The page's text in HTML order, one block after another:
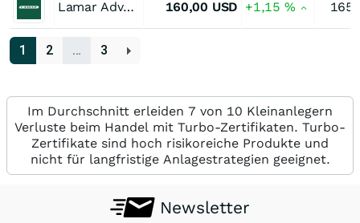
Lamar Advertising Registered (A) 160,00 USD +1,15 %
1 2 … 3
Im Durchschnitt erleiden 7 von 10 Kleinanlegern
Verluste beim Handel mit Turbo-Zertifikaten. Turbo-
Zertifikate sind hoch risikoreiche Produkte und
nicht für langfristige Anlagestrategien geeignet.
Newsletter